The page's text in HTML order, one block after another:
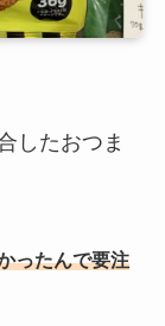
したおつま
ったんで要注